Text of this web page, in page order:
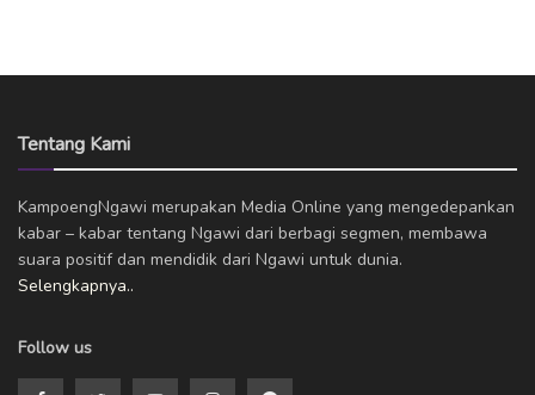
Tentang Kami
KampoengNgawi merupakan Media Online yang mengedepankan
kabar – kabar tentang Ngawi dari berbagi segmen, membawa
suara positif dan mendidik dari Ngawi untuk dunia.
Selengkapnya..
Follow us